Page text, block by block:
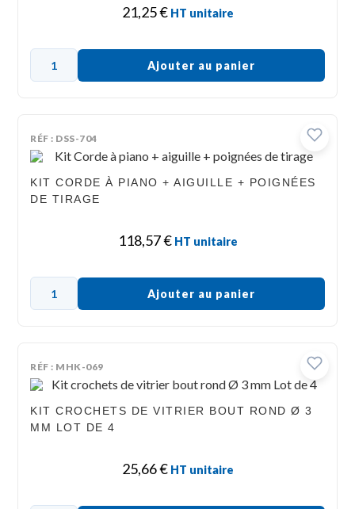
21,25€ HT unitaire
Ajouter au panier
RÉF : DSS-704
KIT CORDE À PIANO + AIGUILLE + POIGNÉES
DE TIRAGE
118,57€ HT unitaire
Ajouter au panier
RÉF : MHK-069
KIT CROCHETS DE VITRIER BOUT ROND Ø 3
MM LOT DE 4
25,66€ HT unitaire